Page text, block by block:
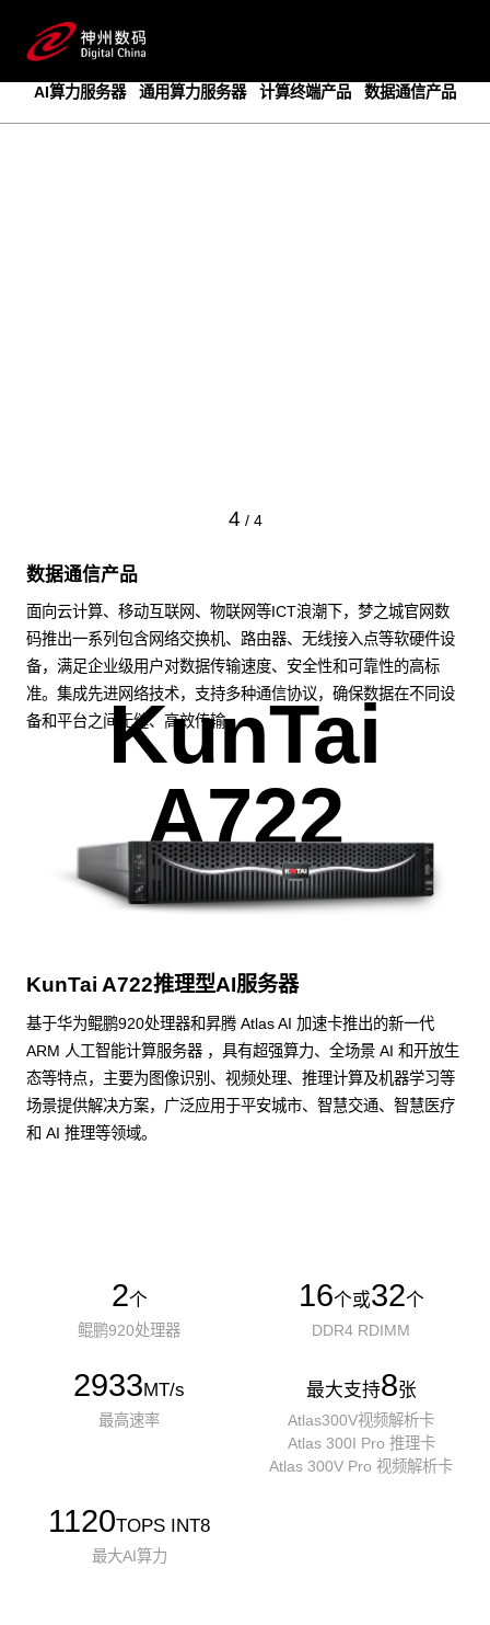
AI算力服务器
通用算力服务器 计算终端产品 数据通信产品
4 / 4
数据通信产品
面向云计算、移动互联网、物联网等ICT浪潮下，梦之城官网数
码推出一系列包含网络交换机、路由器、无线接入点等软硬件设
备，满足企业级用户对数据传输速度、安全性和可靠性的高标
准。集成先进网络技术，支持多种通信协议，确保数据在不同设
备和平台之间无缝、高效传输。
KunTai
A722
KunTai A722推理型AI服务器
基于华为鲲鹏920处理器和昇腾 Atlas AI 加速卡推出的新一代
ARM 人工智能计算服务器 ，具有超强算力、全场景 AI 和开放生
态等特点，主要为图像识别、视频处理、推理计算及机器学习等
场景提供解决方案，广泛应用于平安城市、智慧交通、智慧医疗
和 AI 推理等领域。
2个
鲲鹏920处理器
16个或32个
DDR4 RDIMM
2933MT/s
最高速率
最大支持8张
Atlas300V视频解析卡
Atlas 300I Pro 推理卡
Atlas 300V Pro 视频解析卡
1120TOPS INT8
最大AI算力